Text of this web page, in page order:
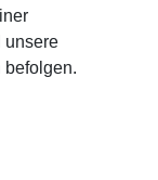
unsere
befolgen.